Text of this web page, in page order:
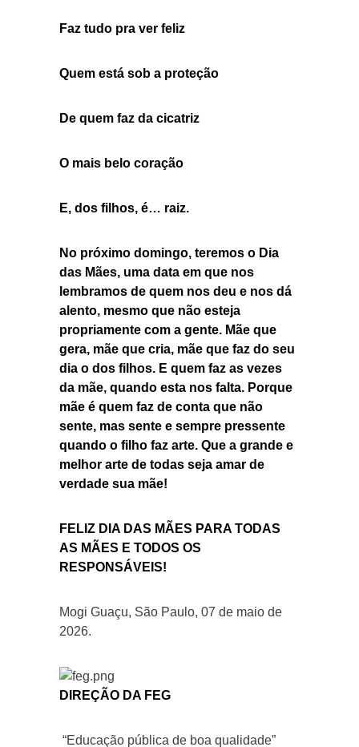
Faz tudo pra ver feliz
Quem está sob a proteção
De quem faz da cicatriz
O mais belo coração
E, dos filhos, é… raiz.
No próximo domingo, teremos o Dia
das Mães, uma data em que nos
lembramos de quem nos deu e nos dá
alento, mesmo que não esteja
propriamente com a gente. Mãe que
gera, mãe que cria, mãe que faz do seu
dia o dos filhos. E quem faz as vezes
da mãe, quando esta nos falta. Porque
mãe é quem faz de conta que não
sente, mas sente e sempre pressente
quando o filho faz arte. Que a grande e
melhor arte de todas seja amar de
verdade sua mãe!
FELIZ DIA DAS MÃES PARA TODAS
AS MÃES E TODOS OS
RESPONSÁVEIS!
Mogi Guaçu, São Paulo, 07 de maio de
2026.
DIREÇÃO DA FEG
“Educação pública de boa qualidade”